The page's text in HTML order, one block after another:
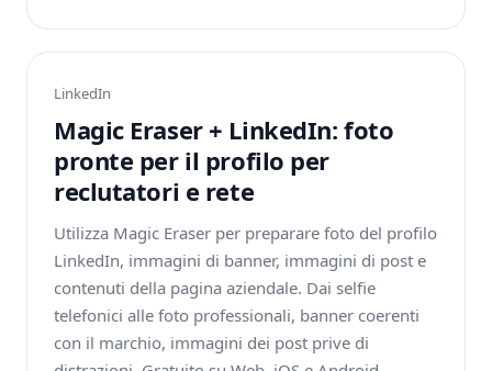
LinkedIn
Magic Eraser + LinkedIn: foto
pronte per il profilo per
reclutatori e rete
Utilizza Magic Eraser per preparare foto del profilo
LinkedIn, immagini di banner, immagini di post e
contenuti della pagina aziendale. Dai selfie
telefonici alle foto professionali, banner coerenti
con il marchio, immagini dei post prive di